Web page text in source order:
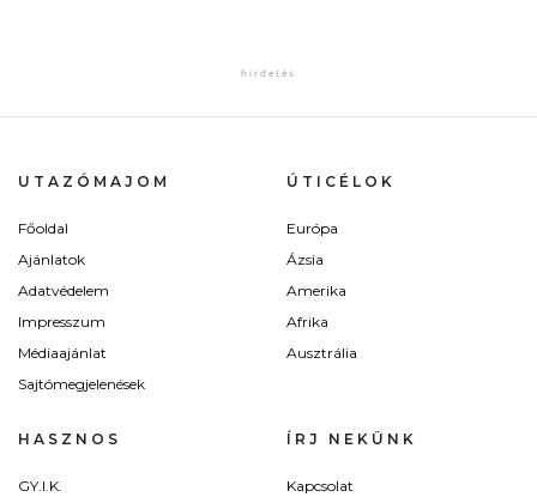
UTAZÓMAJOM
Főoldal
Ajánlatok
Adatvédelem
Impresszum
Médiaajánlat
Sajtómegjelenések
ÚTICÉLOK
Európa
Ázsia
Amerika
Afrika
Ausztrália
HASZNOS
GY.I.K.
ÍRJ NEKÜNK
Kapcsolat